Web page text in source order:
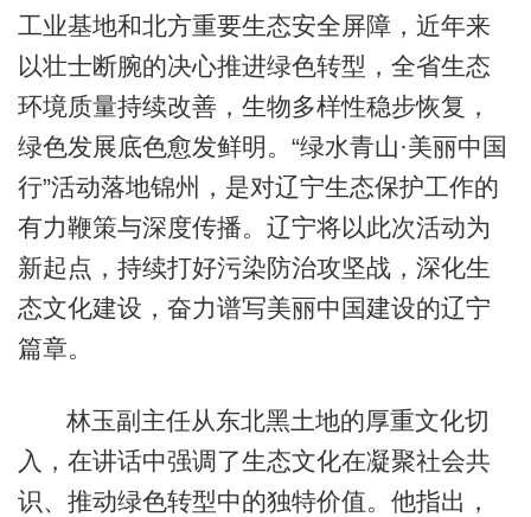
工业基地和北方重要生态安全屏障，近年来
以壮士断腕的决心推进绿色转型，全省生态
环境质量持续改善，生物多样性稳步恢复，
绿色发展底色愈发鲜明。“绿水青山·美丽中国
行”活动落地锦州，是对辽宁生态保护工作的
有力鞭策与深度传播。辽宁将以此次活动为
新起点，持续打好污染防治攻坚战，深化生
态文化建设，奋力谱写美丽中国建设的辽宁
篇章。
林玉副主任从东北黑土地的厚重文化切
入，在讲话中强调了生态文化在凝聚社会共
识、推动绿色转型中的独特价值。他指出，